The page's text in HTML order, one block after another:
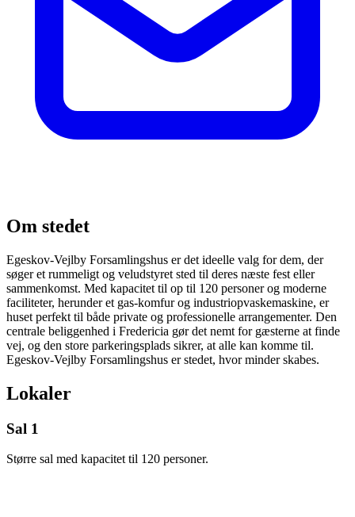
Om stedet
Egeskov-Vejlby Forsamlingshus er det ideelle valg for dem, der
søger et rummeligt og veludstyret sted til deres næste fest eller
sammenkomst. Med kapacitet til op til 120 personer og moderne
faciliteter, herunder et gas-komfur og industriopvaskemaskine, er
huset perfekt til både private og professionelle arrangementer. Den
centrale beliggenhed i Fredericia gør det nemt for gæsterne at finde
vej, og den store parkeringsplads sikrer, at alle kan komme til.
Egeskov-Vejlby Forsamlingshus er stedet, hvor minder skabes.
Lokaler
Sal 1
Større sal med kapacitet til 120 personer.